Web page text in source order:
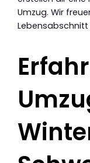
Umzug. Wir